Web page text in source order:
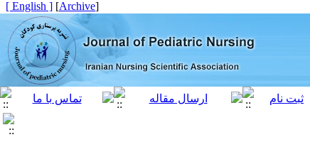
[
Archive
]
[ English ]